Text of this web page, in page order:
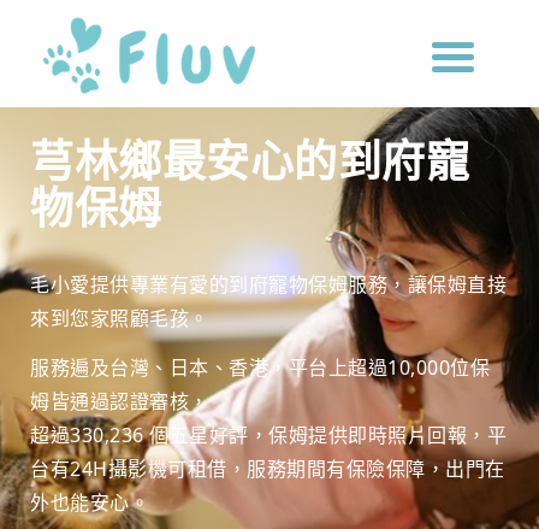
芎林鄉最安心的到府寵
物保姆
毛小愛提供專業有愛的到府寵物保姆服務，讓保姆直接
來到您家照顧毛孩。
服務遍及台灣、日本、香港，平台上超過10,000位保
姆皆通過認證審核，
超過330,236 個五星好評，保姆提供即時照片回報， 平
台有24H攝影機可租借，服務期間有保險保障， 出門在
外也能安心。